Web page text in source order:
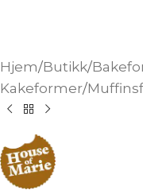
Hjem/Butikk/
Kakeformer/